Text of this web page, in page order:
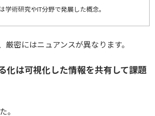
学術研究やIT分野で発展した概念。
密にはニュアンスが異なります。
化は可視化した情報を共有して課題
。